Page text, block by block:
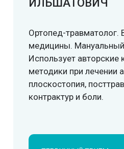
ИЛЬШАТОВИЧ
Ортопед-травматолог.
медицины. Мануальный
Использует
методики при лечении
плоскостопия,
контрактур и боли.